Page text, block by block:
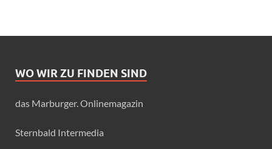
WO WIR ZU FINDEN SIND
das Marburger. Onlinemagazin
Sternbald Intermedia